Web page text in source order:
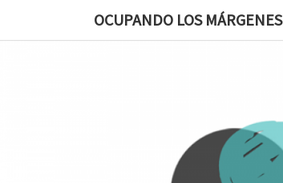
OCUPANDO LOS MÁRGENES